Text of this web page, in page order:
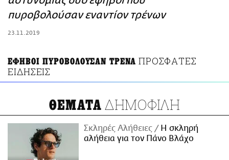
ΑΜΠΑ
πυροβολούσαν εναντίον τρένων
23.11.2019
ΕΦΗΒΟΙ ΠΥΡΟΒΟΛΟΥΣΑΝ ΤΡΕΝΑ ΠΡΟΣΦΑΤΕΣ
ΕΙΔΗΣΕΙΣ
ΘΕΜΑΤΑ ΔΗΜΟΦΙΛΗ
Σκληρές Αλήθειες
H σκληρή
αλήθεια για τον Πάνο Βλάχο